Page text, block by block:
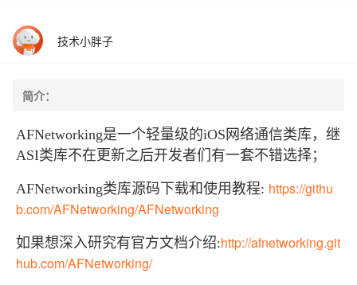
技术小胖子
简介：
AFNetworking是一个轻量级的iOS网络通信类库，继
ASI类库不在更新之后开发者们有一套不错选择；
AFNetworking类库源码下载和使用教程: https://githu
b.com/AFNetworking/AFNetworking
如果想深入研究有官方文档介绍:http://afnetworking.git
hub.com/AFNetworking/